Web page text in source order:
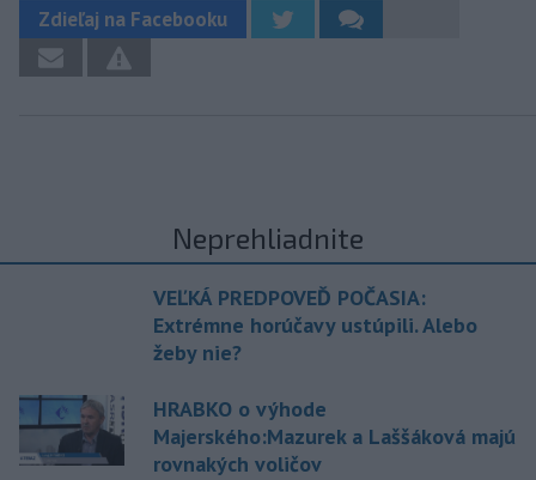
Zdieľaj na Facebooku
Neprehliadnite
VEĽKÁ PREDPOVEĎ POČASIA:
Extrémne horúčavy ustúpili. Alebo
žeby nie?
HRABKO o výhode
Majerského:Mazurek a Laššáková majú
rovnakých voličov